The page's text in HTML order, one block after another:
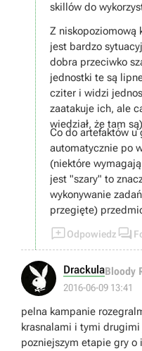
skillów do
Z niskopoziomową
jest bardzo
dobra przeciwko
jednostki te są
cziter i widzi
zaatakuje ich, ale
wiedział, że tam
Co do artefaktów u
automatycznie po
(niektóre
jest "szary" to
wykonywanie
przegięte)
Odpowiedz 
DrackulaBloody
2016-06-09 13:41
pelna kampanie
krasnalami i tymi
pozniejszym etapie gry o